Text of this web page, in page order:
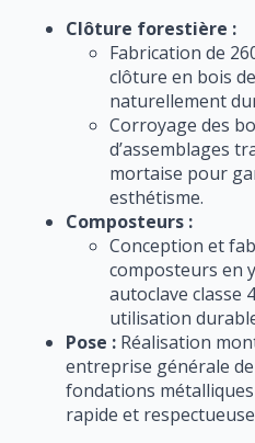
Clôture forestière :
Fabrication de
clôture en bois
naturellement
Corroyage des
d’assemblages
mortaise pour
esthétisme.
Composteurs :
Conception et
composteurs en
autoclave classe
utilisation
Pose : Réalisation
entreprise générale
fondations
rapide et